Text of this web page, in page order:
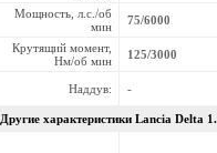
Мощность, л.с./об
мин
75/6000
Крутящий момент,
Нм/об мин
125/3000
Наддув: -
Другие характеристики Lancia Delta